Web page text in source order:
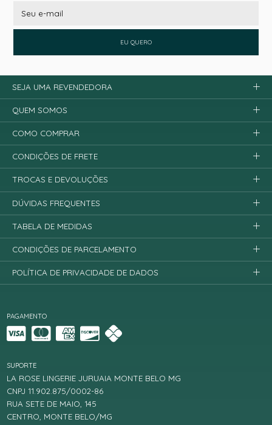
EU QUERO
PAGAMENTO
SUPORTE
LA ROSE LINGERIE JURUAIA MONTE BELO MG
CNPJ 11.902.875/0002-86
RUA SETE DE MAIO, 145
CENTRO, MONTE BELO/MG
SEJA UMA REVENDEDORA
QUEM SOMOS
COMO COMPRAR
CONDIÇÕES DE FRETE
TROCAS E DEVOLUÇÕES
DÚVIDAS FREQUENTES
TABELA DE MEDIDAS
CONDIÇÕES DE PARCELAMENTO
POLÍTICA DE PRIVACIDADE DE DADOS